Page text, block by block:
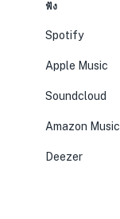
ฟัง
Spotify
Apple Music
Soundcloud
Amazon Music
Deezer